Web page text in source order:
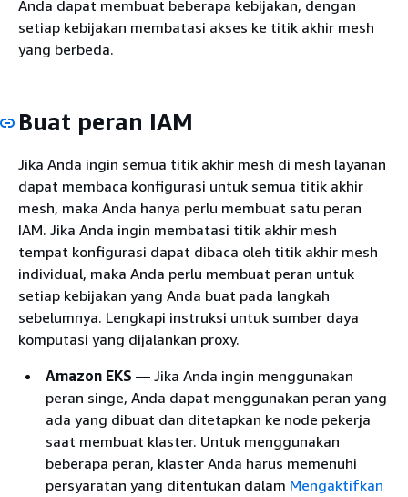
Anda dapat membuat beberapa kebijakan, dengan
setiap kebijakan membatasi akses ke titik akhir mesh
yang berbeda.
Buat peran IAM
Jika Anda ingin semua titik akhir mesh di mesh layanan
dapat membaca konfigurasi untuk semua titik akhir
mesh, maka Anda hanya perlu membuat satu peran
IAM. Jika Anda ingin membatasi titik akhir mesh
tempat konfigurasi dapat dibaca oleh titik akhir mesh
individual, maka Anda perlu membuat peran untuk
setiap kebijakan yang Anda buat pada langkah
sebelumnya. Lengkapi instruksi untuk sumber daya
komputasi yang dijalankan proxy.
Amazon EKS — Jika Anda ingin menggunakan
peran singe, Anda dapat menggunakan peran yang
ada yang dibuat dan ditetapkan ke node pekerja
saat membuat klaster. Untuk menggunakan
beberapa peran, klaster Anda harus memenuhi
persyaratan yang ditentukan dalam Mengaktifkan